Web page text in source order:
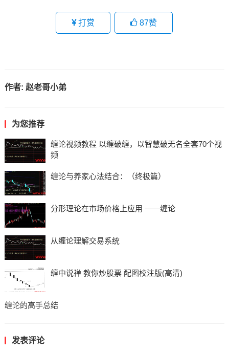
打赏 87赞
作者: 赵老哥小弟
为您推荐
缠论视频教程 以缠破缠，以智慧破无名全套70个视
频
缠论与养家心法结合：（终极篇）
分形理论在市场价格上应用 ——缠论
从缠论理解交易系统
缠中说禅 教你炒股票 配图校注版(高清)
缠论的高手总结
发表评论